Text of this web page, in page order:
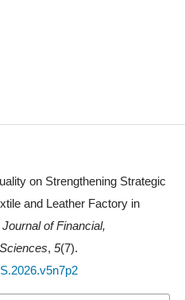
on Strengthening Strategic
and Leather Factory in
of Financial,
,5(7).